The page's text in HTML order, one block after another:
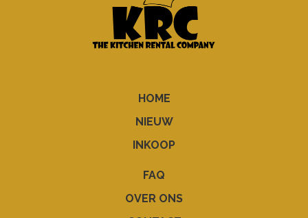
HOME
NIEUW
INKOOP
FAQ
OVER ONS